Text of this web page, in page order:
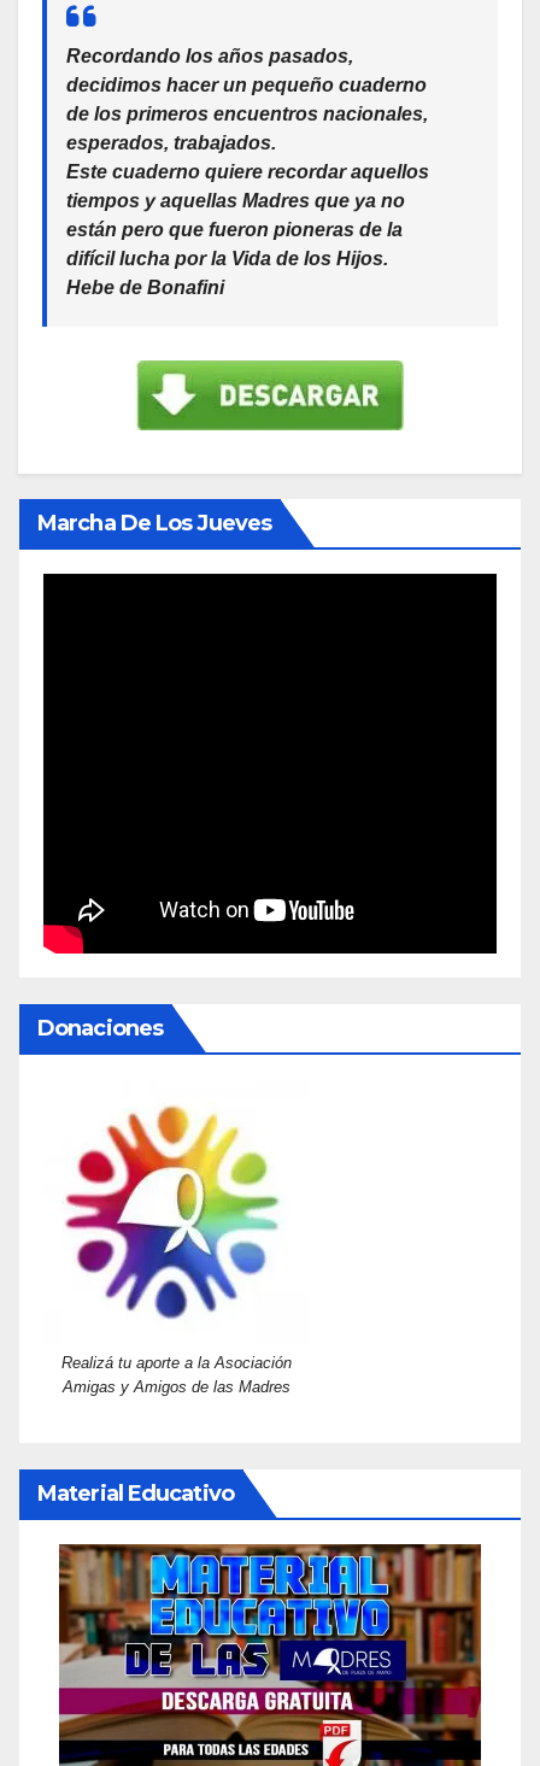
Recordando los años pasados,
decidimos hacer un pequeño cuaderno
de los primeros encuentros nacionales,
esperados, trabajados.
Este cuaderno quiere recordar aquellos
tiempos y aquellas Madres que ya no
están pero que fueron pioneras de la
difícil lucha por la Vida de los Hijos.
Hebe de Bonafini
Marcha De Los Jueves
Donaciones
Realizá tu aporte a la Asociación
Amigas y Amigos de las Madres
Material Educativo